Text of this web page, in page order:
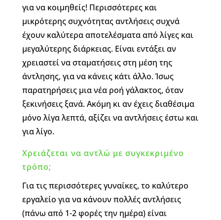
για να κοιμηθείς! Περισσότερες και
μικρότερης συχνότητας αντλήσεις συχνά
έχουν καλύτερα αποτελέσματα από λίγες και
μεγαλύτερης διάρκειας. Είναι εντάξει αν
χρειαστεί να σταματήσεις στη μέση της
άντλησης, για να κάνεις κάτι άλλο. Ίσως
παρατηρήσεις μια νέα ροή γάλακτος, όταν
ξεκινήσεις ξανά. Ακόμη κι αν έχεις διαθέσιμα
μόνο λίγα λεπτά, αξίζει να αντλήσεις έστω και
για λίγο.
Χρειάζεται να αντλώ με συγκεκριμένο
τρόπο;
Για τις περισσότερες γυναίκες, το καλύτερο
εργαλείο για να κάνουν πολλές αντλήσεις
(πάνω από 1-2 φορές την ημέρα) είναι